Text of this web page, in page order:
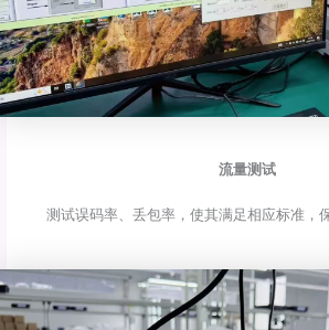
流量测试
测试误码率、丢包率，使其满足相应标准，